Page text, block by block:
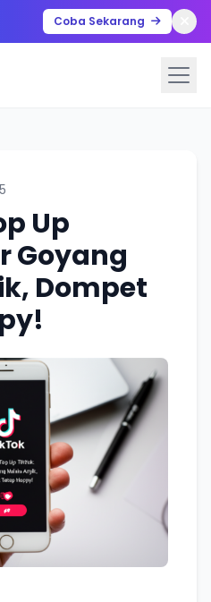
Coba Sekarang
Up
Goyang
Dompet